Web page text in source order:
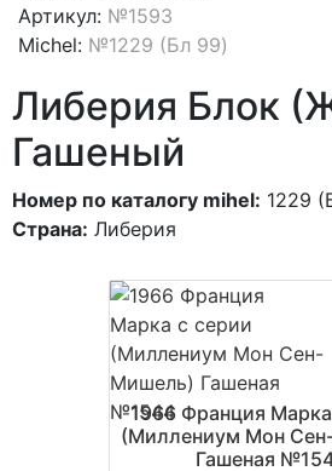
Артикул: №1593
Michel: №1229 (Бл 99)
Либерия Блок
Гашеный
Номер по каталогу mihel: 1229
Страна: Либерия
1966 Франция
(Миллениум Мон
Гашеная